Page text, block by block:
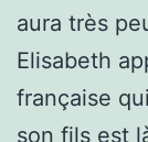
aura très
Elisabeth
française
son fils est